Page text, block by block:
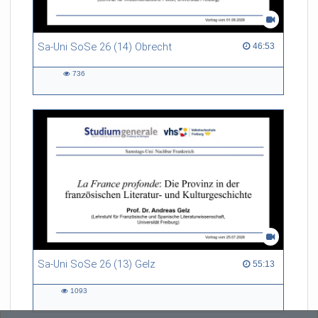
Sa-Uni SoSe 26 (14) Obrecht 46:53
46:53 duration
736
Sa-Uni SoSe 26 (13) Gelz 55:13
55:13 duration
1093